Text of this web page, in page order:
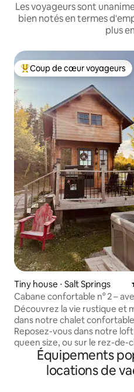
Les voyageurs sont
bien notés en termes
plus
Coups de cœur voyageurs
Coup de cœur voyageurs
Tiny house ⋅ Salt Springs
Cabane confortable n° 2 –
Découvrez la vie rustique et
dans notre chalet
Reposez-vous dans notre
queen size, ou sur le rez-de-
sur le canapé-lit double. La
comprend un mini
ustensiles et une plaque de
Équipements
locations de